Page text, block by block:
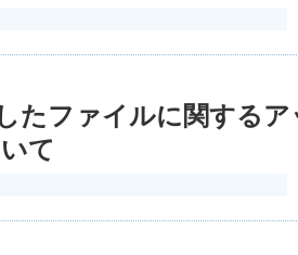
たファイルに関するア
て